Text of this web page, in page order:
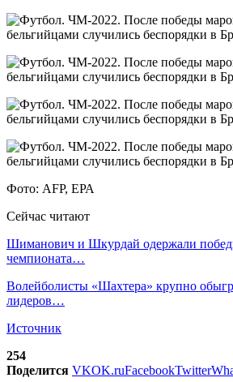
Фото: AFP, ЕРА
Сейчас читают
Шиманович и Шкурдай одержали
чемпионата…
Волейболисты «Шахтера» крупно
лидеров…
Источник
254
Поделится VKOK.ruFacebookTwitter